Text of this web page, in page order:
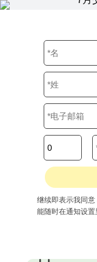
继续即表示我同意
能随时在通知设